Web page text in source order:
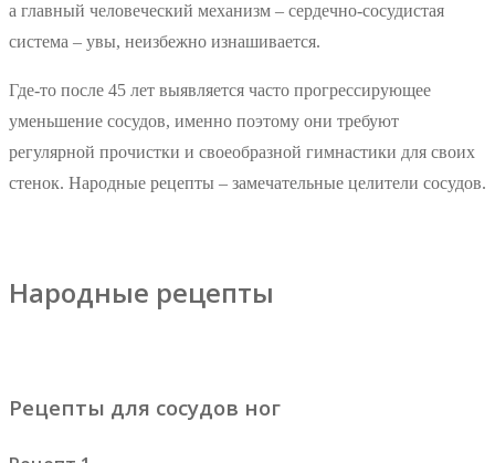
а главный человеческий механизм – сердечно-сосудистая
система – увы, неизбежно изнашивается.
Где-то после 45 лет выявляется часто прогрессирующее
уменьшение сосудов, именно поэтому они требуют
регулярной прочистки и своеобразной гимнастики для своих
стенок. Народные рецепты – замечательные целители сосудов.
Народные рецепты
Рецепты для сосудов ног